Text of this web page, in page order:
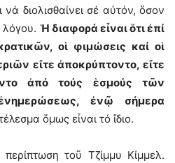
νά διολισθαίνει σέ αὐτόν, ὅσον
λόγου. Ἡ διαφορά εἶναι ὅτι ἐπί
οἱ φιμώσεις καί οἱ
εἴτε ἀποκρύπτοντο, εἴτε
ἀπό τούς ἑσμούς τῶν
ἐνῷ σήμερα
ὅμως εἶναι τό ἴδιο.
τοῦ Τζίμμυ Κίμμελ.